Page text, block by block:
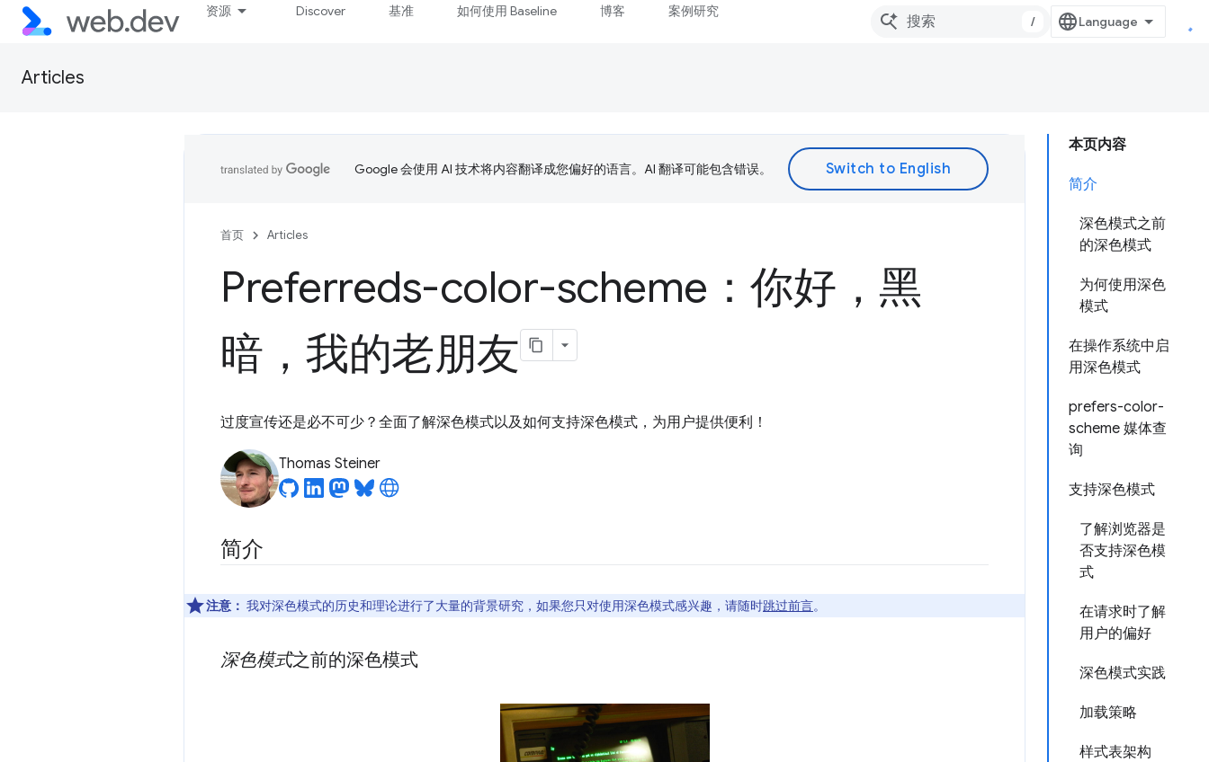
资源 Discover 基准 如何使用 Baseline 博客 案例研究
/
Articles
本页内容
简介
深色模式之前
的深色模式
为何使用深色
模式
在操作系统中启
用深色模式
prefers-color-
scheme 媒体查
询
支持深色模式
了解浏览器是
否支持深色模
式
在请求时了解
用户的偏好
深色模式实践
加载策略
样式表架构
Google 会使用 AI 技术将内容翻译成您偏好的语言。AI 翻译可能包含错误。
首页 Articles
Preferreds-color-scheme：你好，黑
暗，我的老朋友
过度宣传还是必不可少？全面了解深色模式以及如何支持深色模式，为用户提供便利！
Thomas Steiner
简介
注意： 我对深色模式的历史和理论进行了大量的背景研究，如果您只对使用深色模式感兴趣，请随时跳过前言。
深色模式之前的深色模式